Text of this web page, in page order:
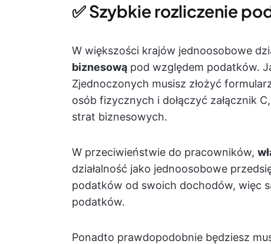
✅ Szybkie rozliczenie
W większości krajów jednoosobowe
biznesową pod względem podatków.
Zjednoczonych musisz złożyć
osób fizycznych i dołączyć załącznik
strat biznesowych.
W przeciwieństwie do pracowników,
działalność jako jednoosobowe
podatków od swoich dochodów, więc
podatków.
Ponadto prawdopodobnie będziesz